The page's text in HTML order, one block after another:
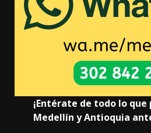
¡Entérate de todo lo que
Medellín y Antioquia